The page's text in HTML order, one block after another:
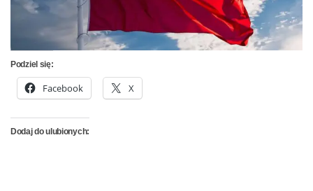
Podziel się:
Facebook X
Dodaj do ulubionych: